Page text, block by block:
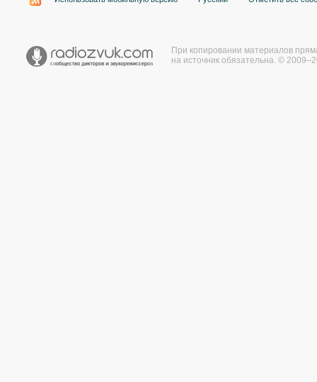
При копировании материалов
на источник обязательна. ©